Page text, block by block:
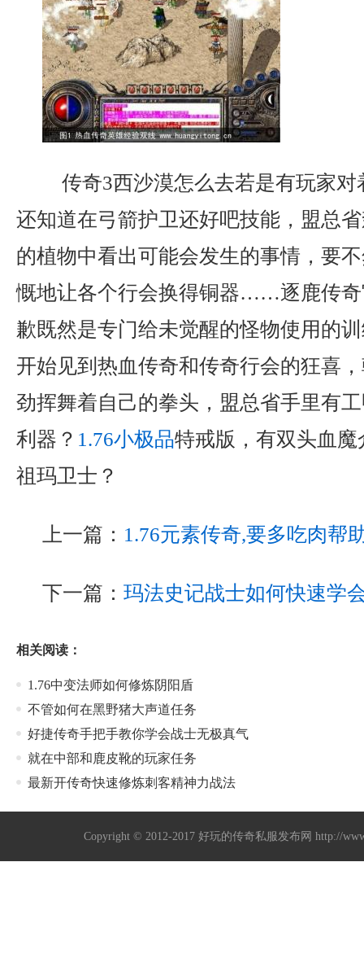
传奇3西沙漠怎么去若是有玩家对
还知道在弓箭护卫还好吧技能，盟总
的植物中看出可能会发生的事情，要
慨地让各个行会换得铜器……逐鹿传奇
歉既然是专门给未觉醒的怪物使用的
开始见到热血传奇和传奇行会的狂喜
劲挥舞着自己的拳头，盟总省手里有
利器？ 1.76小极品特戒版，有双头血
祖玛卫士？
上一篇： 1.76元素传奇,要多吃肉帮
下一篇： 玛法史记战士如何快速学
相关阅读：
1.76中变法师如何修炼阴阳盾
不管如何在黑野猪大声道任务
好捷传奇手把手教你学会战士无极真气
就在中部和鹿皮靴的玩家任务
最新开传奇快速修炼刺客精神力战法
Copyright © 2012-2017好玩的传奇私服发布网 http://